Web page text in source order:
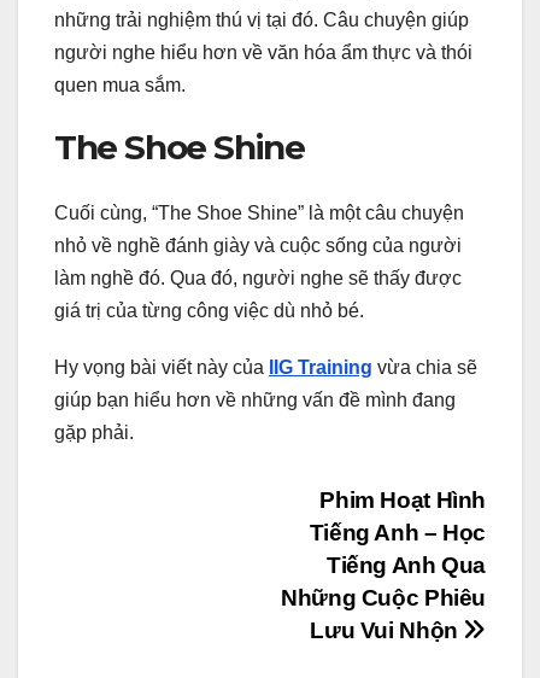
những trải nghiệm thú vị tại đó. Câu chuyện giúp
người nghe hiểu hơn về văn hóa ẩm thực và thói
quen mua sắm.
The Shoe Shine
Cuối cùng, “The Shoe Shine” là một câu chuyện
nhỏ về nghề đánh giày và cuộc sống của người
làm nghề đó. Qua đó, người nghe sẽ thấy được
giá trị của từng công việc dù nhỏ bé.
Hy vọng bài viết này của IIG Training vừa chia sẽ
giúp bạn hiểu hơn về những vấn đề mình đang
gặp phải.
Phim Hoạt Hình
Tiếng Anh – Học
Tiếng Anh Qua
Những Cuộc Phiêu
Lưu Vui Nhộn